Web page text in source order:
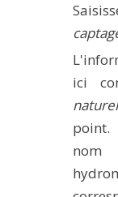
ici
naturel